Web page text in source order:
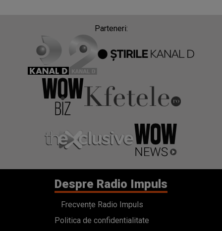
Parteneri:
Despre Radio Impuls
Frecvențe Radio Impuls
Politica de confidentialitate